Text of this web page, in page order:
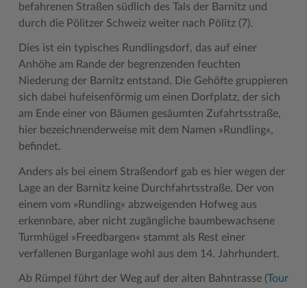
befahrenen Straßen südlich des Tals der Barnitz und
durch die Pölitzer Schweiz weiter nach Pölitz (7).
Dies ist ein typisches Rundlingsdorf, das auf einer
Anhöhe am Rande der begrenzenden feuchten
Niederung der Barnitz entstand. Die Gehöfte gruppieren
sich dabei hufeisenförmig um einen Dorfplatz, der sich
am Ende einer von Bäumen gesäumten Zufahrtsstraße,
hier bezeichnenderweise mit dem Namen »Rundling«,
befindet.
Anders als bei einem Straßendorf gab es hier wegen der
Lage an der Barnitz keine Durchfahrtsstraße. Der von
einem vom »Rundling« abzweigenden Hofweg aus
erkennbare, aber nicht zugängliche baumbewachsene
Turmhügel »Freedbargen« stammt als Rest einer
verfallenen Burganlage wohl aus dem 14. Jahrhundert.
Ab Rümpel führt der Weg auf der alten Bahntrasse (Tour